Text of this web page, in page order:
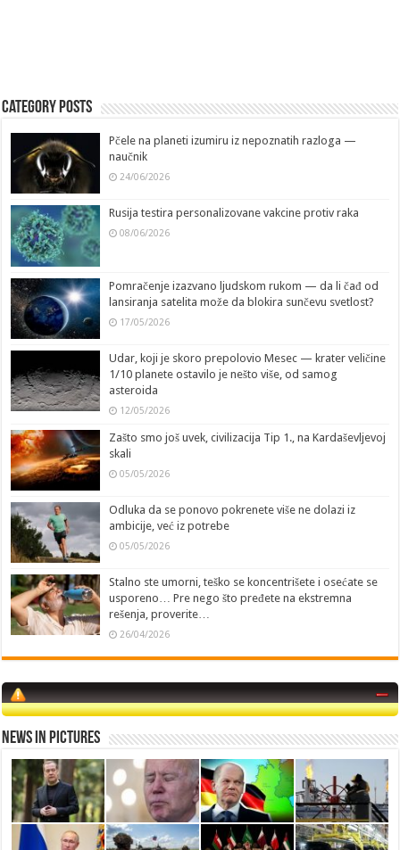
Category Posts
Pčele na planeti izumiru iz nepoznatih razloga —
naučnik
24/06/2026
Rusija testira personalizovane vakcine protiv raka
08/06/2026
Pomračenje izazvano ljudskom rukom — da li čađ od
lansiranja satelita može da blokira sunčevu svetlost?
17/05/2026
Udar, koji je skoro prepolovio Mesec — krater veličine
1/10 planete ostavilo je nešto više, od samog
asteroida
12/05/2026
Zašto smo još uvek, civilizacija Tip 1., na Kardaševljevoj
skali
05/05/2026
Odluka da se ponovo pokrenete više ne dolazi iz
ambicije, već iz potrebe
05/05/2026
Stalno ste umorni, teško se koncentrišete i osećate se
usporeno… Pre nego što pređete na ekstremna
rešenja, proverite…
26/04/2026
News in Pictures